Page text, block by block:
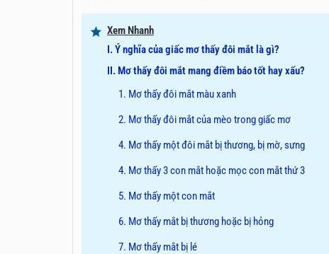
Xem Nhanh
I. Ý nghĩa của giấc mơ thấy đôi mắt là gì?
II. Mơ thấy đôi mắt mang điềm báo tốt hay xấu?
1. Mơ thấy đôi mắt màu xanh
2. Mơ thấy đôi mắt của mèo trong giấc mơ
4. Mơ thấy một đôi mắt bị thương, bị mờ, sưng
4. Mơ thấy 3 con mắt hoặc mọc con mắt thứ 3
5. Mơ thấy một con mắt
6. Mơ thấy mắt bị thương hoặc bị hỏng
7. Mơ thấy mắt bị lé